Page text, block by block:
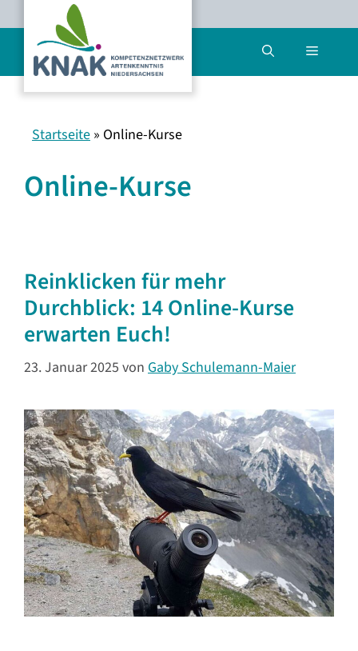
Inhalt
springen
Menü
Startseite » Online-Kurse
Online-Kurse
Reinklicken für mehr
Durchblick: 14 Online-Kurse
erwarten Euch!
23. Januar 2025 von Gaby Schulemann-Maier